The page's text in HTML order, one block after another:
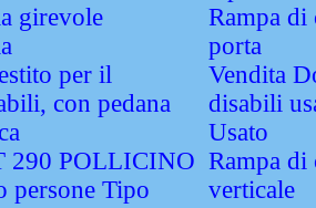
girevole
per il
con pedana
290 POLLICINO
persone Tipo
Rampa di
porta
Vendita
disabili
Usato
Rampa di
verticale